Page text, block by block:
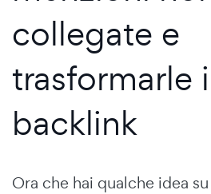
collegate e
trasformarle
backlink
Ora che hai qualche idea